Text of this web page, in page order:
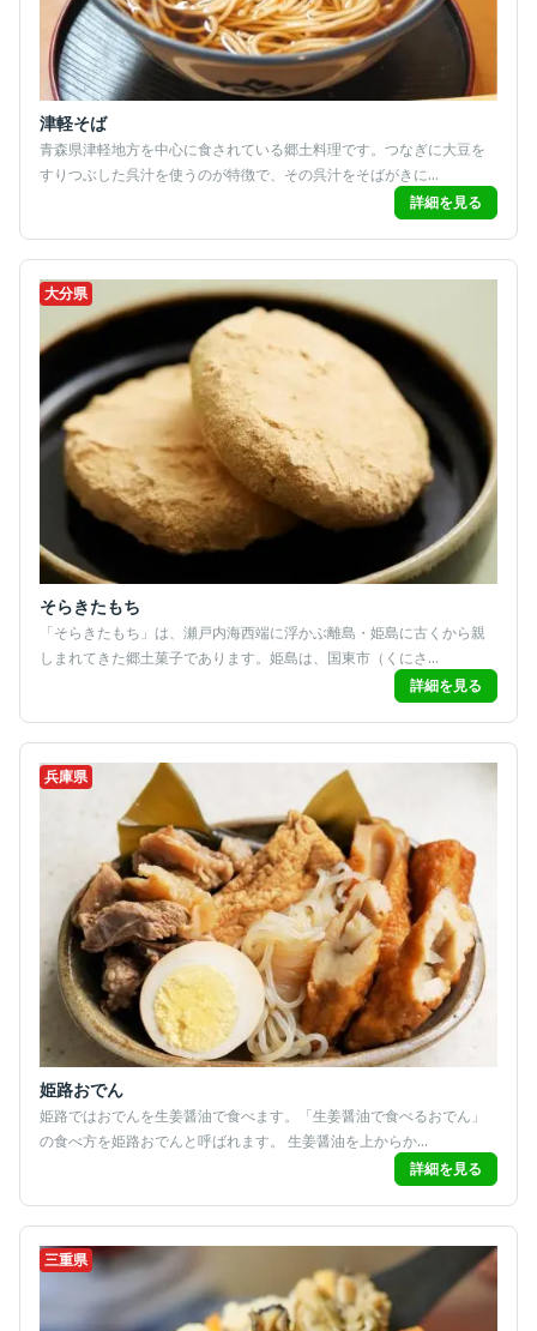
津軽そば
青森県津軽地方を中心に食されている郷土料理です。つなぎに大豆を
すりつぶした呉汁を使うのが特徴で、その呉汁をそばがきに...
詳細を見る
大分県
そらきたもち
「そらきたもち」は、瀬戸内海西端に浮かぶ離島・姫島に古くから親
しまれてきた郷土菓子であります。姫島は、国東市（くにさ...
詳細を見る
兵庫県
姫路おでん
姫路ではおでんを生姜醤油で食べます。「生姜醤油で食べるおでん」
の食べ方を姫路おでんと呼ばれます。 生姜醤油を上からか...
詳細を見る
三重県